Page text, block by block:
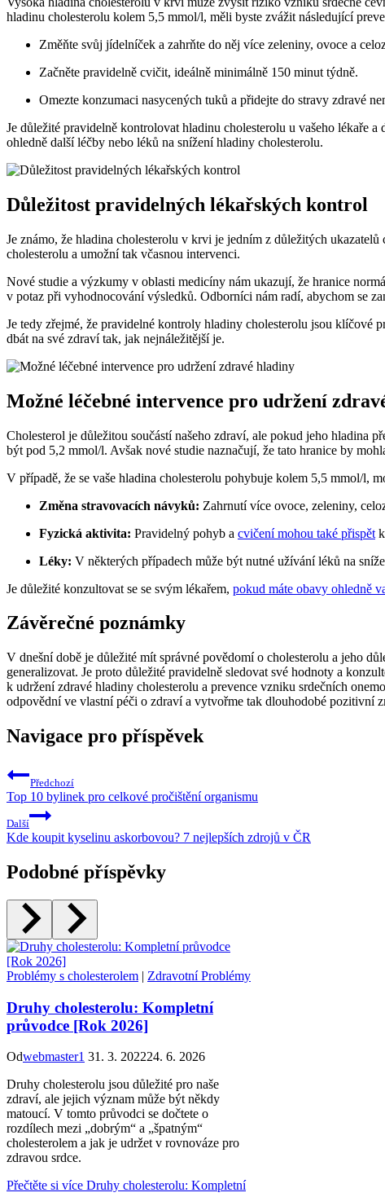
hladinu cholesterolu kolem 5,5 mmol/l, měli byste zvážit následující
Změňte svůj jídelníček a zahrňte do něj více zeleniny, ovoce a
Začněte pravidelně cvičit, ideálně minimálně 150 minut týdně.
Omezte konzumaci nasycených tuků a přidejte do stravy zdravé
Je důležité pravidelně kontrolovat hladinu cholesterolu u vašeho lékaře
ohledně další léčby nebo léků na snížení hladiny cholesterolu.
Důležitost pravidelných lékařských kontrol
Je známo, že hladina cholesterolu v krvi je jedním z důležitých
cholesterolu a umožní tak včasnou intervenci.
Nové studie a výzkumy v oblasti medicíny nám ukazují, že hranice
v potaz při vyhodnocování výsledků. Odborníci nám radí, abychom se
Je tedy zřejmé, že pravidelné kontroly hladiny cholesterolu jsou klíčové
dbát na své zdraví tak, jak nejnáležitější je.
Možné léčebné intervence pro udržení
Cholesterol je důležitou součástí našeho zdraví, ale pokud jeho hladina
být pod 5,2 mmol/l. Avšak nové studie naznačují, že tato hranice by
V případě, že se vaše hladina cholesterolu pohybuje kolem 5,5 mmol/l,
Změna stravovacích návyků: Zahrnutí více ovoce, zeleniny,
Fyzická aktivita: Pravidelný pohyb a cvičení mohou také přispět k
Léky: V některých případech může být nutné užívání léků na
Je důležité konzultovat se se svým lékařem, pokud máte obavy ohledně
Závěrečné poznámky
V dnešní době je důležité mít správné povědomí o cholesterolu a jeho
generalizovat. Je proto důležité pravidelně sledovat své hodnoty a
k udržení zdravé hladiny cholesterolu a prevence vzniku srdečních
odpovědní ve vlastní péči o zdraví a vytvořme tak dlouhodobé pozitivní
Navigace pro příspěvek
Předchozí
Top 10 bylinek pro celkové pročištění organismu
Další
Kde koupit kyselinu askorbovou? 7 nejlepších zdrojů v ČR
Podobné příspěvky
Problémy s cholesterolem | Zdravotní Problémy
Druhy cholesterolu: Kompletní
průvodce [Rok 2026]
Odwebmaster1 31. 3. 202224. 6. 2026
Druhy cholesterolu jsou důležité pro naše
zdraví, ale jejich význam může být někdy
matoucí. V tomto průvodci se dočtete o
rozdílech mezi „dobrým“ a „špatným“
cholesterolem a jak je udržet v rovnováze pro
zdravou srdce.
Přečtěte si více Druhy cholesterolu: Kompletní